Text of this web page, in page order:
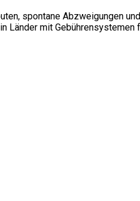
spontane Abzweigungen
Länder mit Gebührensystemen